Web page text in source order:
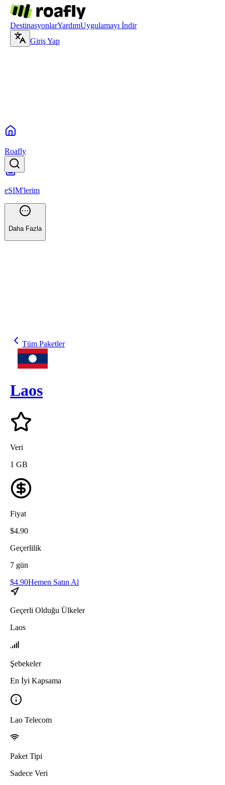
DestinasyonlarYardımUygulamayı İndir
Giriş Yap
Roafly
eSIM'lerim
Daha Fazla
Tüm Paketler
Laos
Veri
1 GB
Fiyat
$4.90
Geçerlilik
7 gün
$4.90Hemen Satın Al
Geçerli Olduğu Ülkeler
Laos
Şebekeler
En İyi Kapsama
Lao Telecom
Paket Tipi
Sadece Veri